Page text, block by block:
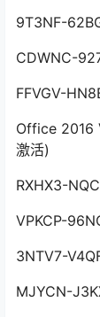
9T3NF-
CDWNC-
FFVGV-
Office 2016
激活)
RXHX3-
VPKCP-
3NTV7-
MJYCN-